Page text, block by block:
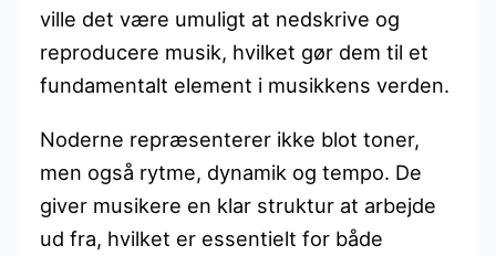
ville det være umuligt at nedskrive og
reproducere musik, hvilket gør dem til et
fundamentalt element i musikkens verden.
Noderne repræsenterer ikke blot toner,
men også rytme, dynamik og tempo. De
giver musikere en klar struktur at arbejde
ud fra, hvilket er essentielt for både